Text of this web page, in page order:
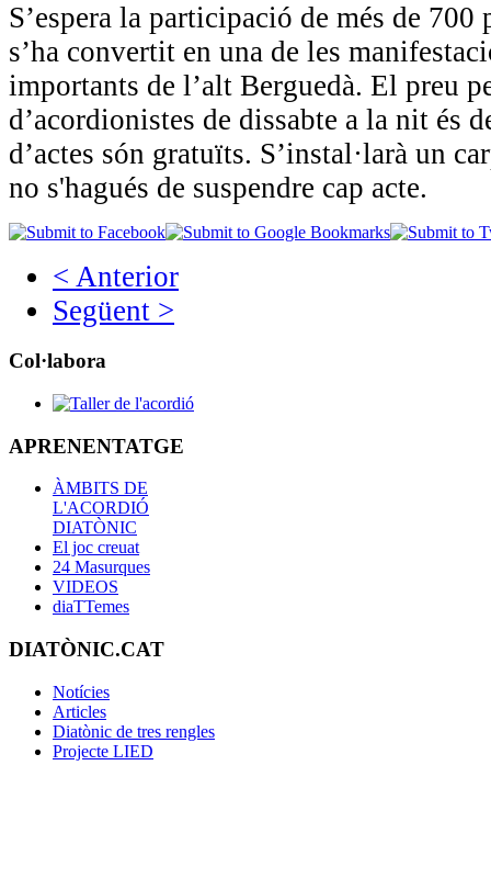
S’espera la participació de més de 700
s’ha convertit en una de les
importants de l’alt Berguedà. El preu
d’acordionistes de dissabte a la nit és
d’actes són gratuïts. S’instal·larà un
no s'hagués de suspendre cap acte.
< Anterior
Següent >
Col·labora
APRENENTATGE
ÀMBITS DE
L'ACORDIÓ
DIATÒNIC
El joc creuat
24 Masurques
VIDEOS
diaTTemes
DIATÒNIC.CAT
Notícies
Articles
Diatònic de tres rengles
Projecte LIED